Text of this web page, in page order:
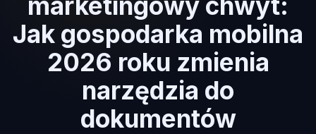
Jak gospodarka mobilna
2026 roku zmienia
narzędzia do
dokumentów